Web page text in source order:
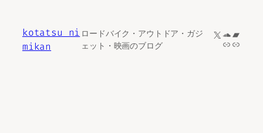
kotatsu ni
mikan
ロードバイク・アウトドア・ガジ
ェット・映画のブログ
X
リンクリンク